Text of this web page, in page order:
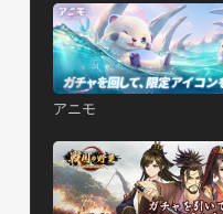
アニモ